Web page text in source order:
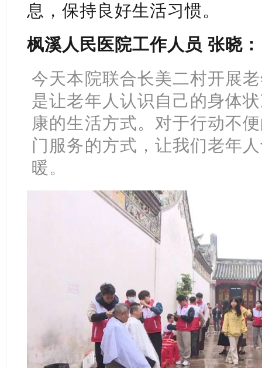
息，保持良好生活习惯。
枫溪人民医院工作人员 张晓：
今天本院联合长美二村开展
是让老年人认识自己的身体
康的生活方式。对于行动不
门服务的方式，让我们老年
暖。